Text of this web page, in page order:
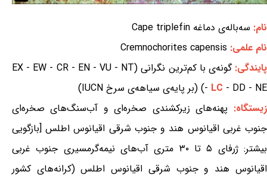
نام: سه‌باله‌ی دماغه Cape triplefin
نام علمی: Cremnochorites capensis
پایندگی:
گونه‌ی با کم‌ترین نگرانی (EX - EW - CR - EN - VU - NT
- LC - DD - NE) (بر پایه‌ی سیاهه‌ی سرخ IUCN)
زیستگاه: پهنه‌های زیرکشندی صخره‌ای و آب‌سنگ‌های صخره‌ای
جنوب غربی اقیانوس هند و جنوب شرقی اقیانوس اطلس [بازگویی
بیشتر: ژرفای ۵ تا ۳۰ متری آب‌های نیمه‌گرمسیری جنوب غربی
اقیانوس هند و جنوب شرقی اقیانوس اطلس (کرانه‌های کشور